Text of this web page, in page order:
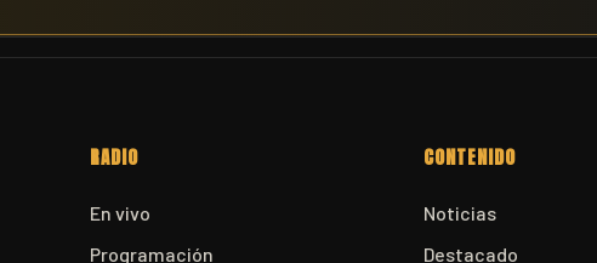
RADIO
En vivo
Programación
CONTENIDO
Noticias
Destacado